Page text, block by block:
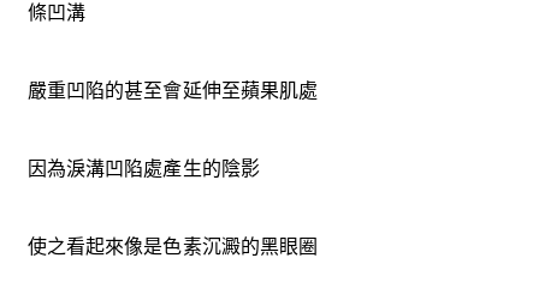
條凹溝
嚴重凹陷的甚至會延伸至蘋果肌處
因為淚溝凹陷處產生的陰影
使之看起來像是色素沉澱的黑眼圈